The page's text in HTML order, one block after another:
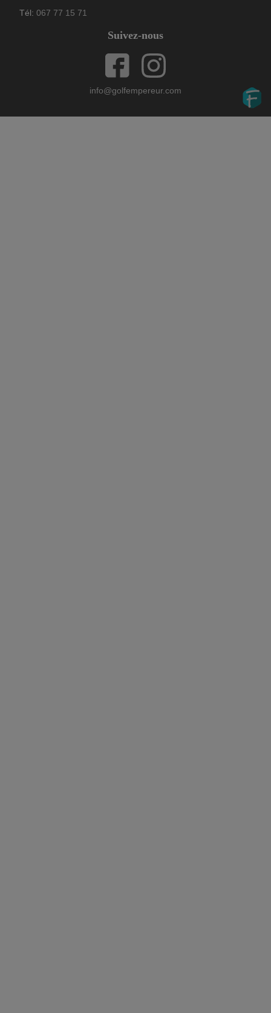
Tél: 067 77 15 71
Suivez-nous
info@golfempereur.com